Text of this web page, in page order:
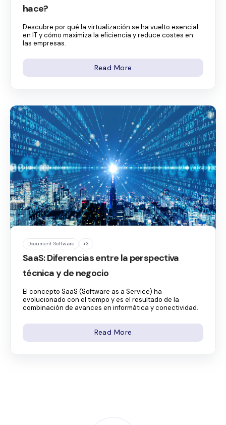
hace?
Descubre por qué la virtualización se ha vuelto esencial
en IT y cómo maximiza la eficiencia y reduce costes en
las empresas.
Read More
Document Software +3
SaaS: Diferencias entre la perspectiva
técnica y de negocio
El concepto SaaS (Software as a Service) ha
evolucionado con el tiempo y es el resultado de la
combinación de avances en informática y conectividad.
Read More